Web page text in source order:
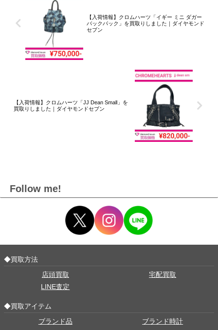
【入荷情報】クロムハーツ「イギー ミニ ダガー
バックパック」を買取りしました｜ダイヤモンド
セブン
【入荷情報】クロムハーツ「JJ Dean Small」を
買取りしました｜ダイヤモンドセブン
Follow me!
◆買取方法
店頭買取
宅配買取
LINE査定
◆買取アイテム
ブランド品
ブランド時計